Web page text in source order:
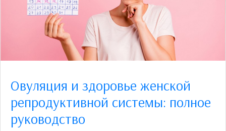
Овуляция и здоровье женской
репродуктивной системы: полное
руководство